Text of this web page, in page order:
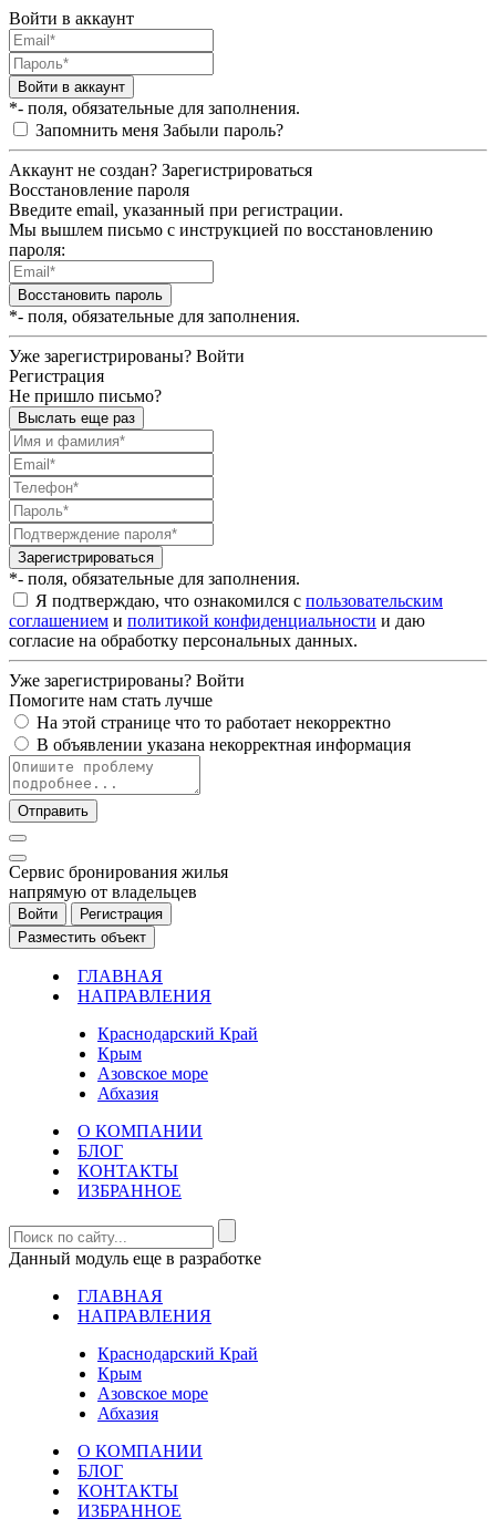
Войти в аккаунт
Войти в аккаунт
*- поля, обязательные для заполнения.
Запомнить меня Забыли пароль?
Аккаунт не создан? Зарегистрироваться
Восстановление пароля
Введите email, указанный при регистрации.
Мы вышлем письмо с инструкцией по восстановлению
пароля:
Восстановить пароль
*- поля, обязательные для заполнения.
Уже зарегистрированы? Войти
Регистрация
Не пришло письмо?
Выслать еще раз
Зарегистрироваться
*- поля, обязательные для заполнения.
Я подтверждаю, что ознакомился с пользовательским
соглашением и политикой конфиденциальности и даю
согласие на обработку персональных данных.
Уже зарегистрированы? Войти
Помогите нам стать лучше
На этой странице что то работает некорректно
В объявлении указана некорректная информация
Отправить
Cервис бронирования жилья
напрямую от владельцев
Войти
Регистрация
Разместить объект
ГЛАВНАЯ
НАПРАВЛЕНИЯ
Краснодарский Край
Крым
Азовское море
Абхазия
О КОМПАНИИ
БЛОГ
КОНТАКТЫ
ИЗБРАННОЕ
Данный модуль еще в разработке
ГЛАВНАЯ
НАПРАВЛЕНИЯ
Краснодарский Край
Крым
Азовское море
Абхазия
О КОМПАНИИ
БЛОГ
КОНТАКТЫ
ИЗБРАННОЕ